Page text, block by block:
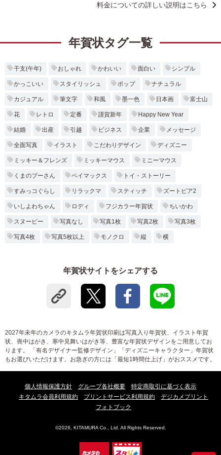
料金についての詳しい説明はこちら
年賀状タグ一覧
干支(午年) おしゃれ かわいい 面白い シンプル
かっこいい スタイリッシュ ポップ ナチュラル
カジュアル 筆文字 和風 墨一色 日本画 富士山
花 レトロ 定番 謹賀新年 Happy New Year
結婚 出産 引越 ビジネス 企業 メッセージ
全面写真 イラスト こだわりデザイン ディズニー
ミッキー＆フレンズ ミッキーマウス ミニーマウス
くまのプーさん ベイマックス トイ・ストーリー
すみっコぐらし リラックマ スティッチ ズートピア2
いしよわちゃん ロディ フジカラー年賀状 ちいかわ
スヌーピー 写真なし 写真1枚 写真2枚 写真3枚
写真4枚 写真5枚以上 モノクロ 縦 横
年賀状サイトをシェアする
2027年未年のカメラのキタムラ年賀状印刷は写真入り年賀状、イラスト年賀
状、喪中はがき、寒中見舞いはがき等、豊富な年賀状デザインをご用意してお
ります。 「有名デザイナー監修デザイン」「ディズニーキャラクター」年賀状
もお選びいただけます。お急ぎの方には「最短1時間仕上げ」がおススメです。
個人情報保護方針 グループ各社概要
特定商取引に基づく表示
キタムラ会員利用規約
プリントサービス利用規約
デジカメプリント
フォトブック
©2026, KITAMURA Co., Ltd. All Rights Reserved.